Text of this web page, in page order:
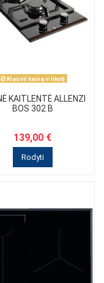
Klausti kainą ir likutį
KAITLENTĖ ALLENZI
BOS 302 B
139,00 €
Rodyti